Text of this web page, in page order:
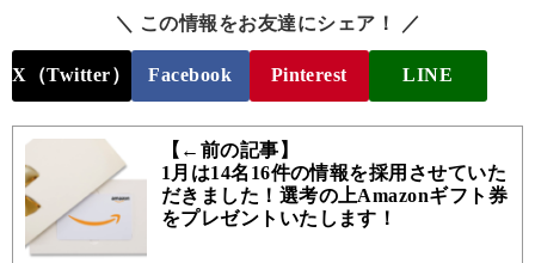
＼ この情報をお友達にシェア！ ／
X（Twitter） Facebook Pinterest LINE
【←前の記事】
1月は14名16件の情報を採用させていた
だきました！選考の上Amazonギフト券
をプレゼントいたします！